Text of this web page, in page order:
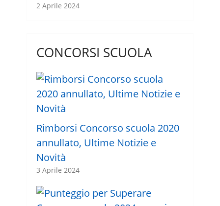
2 Aprile 2024
CONCORSI SCUOLA
Rimborsi Concorso scuola 2020
annullato, Ultime Notizie e
Novità
3 Aprile 2024